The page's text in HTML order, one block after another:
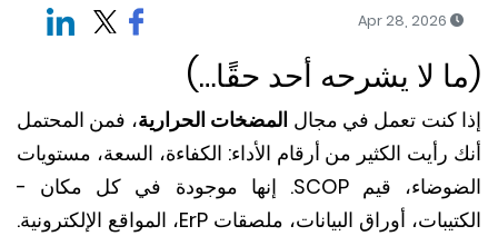
لا يشرحه أحد حقًا…)
كنت تعمل في مجالالمضخات الحرارية، فمن المحتمل
رأيت الكثير من أرقام الأداء: الكفاءة، السعة، مستويات
الضوضاء، قيم SCOP. إنها موجودة في كل مكان -
الكتيبات، أوراق البيانات، ملصقات ErP، المواقع الإلكترونية.